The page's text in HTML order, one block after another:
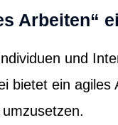
Arbeiten“
und
bietet ein